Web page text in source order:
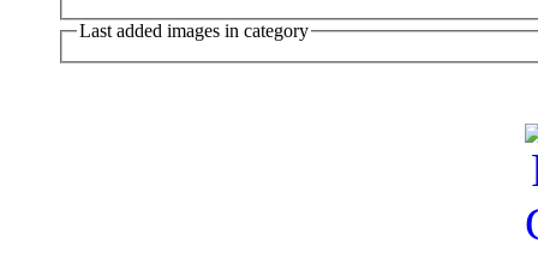
Last added images in category